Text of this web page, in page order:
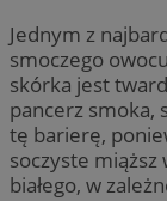
Jednym z
smoczego
skórka jest
pancerz smoka,
tę barierę,
soczyste
białego, w